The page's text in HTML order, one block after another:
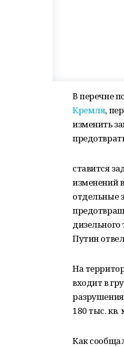
В перечне
Кремля,
изменить
ставится
изменений
отдельные
Путин
На
входит в
разрушения
180 тыс. кв.
Как